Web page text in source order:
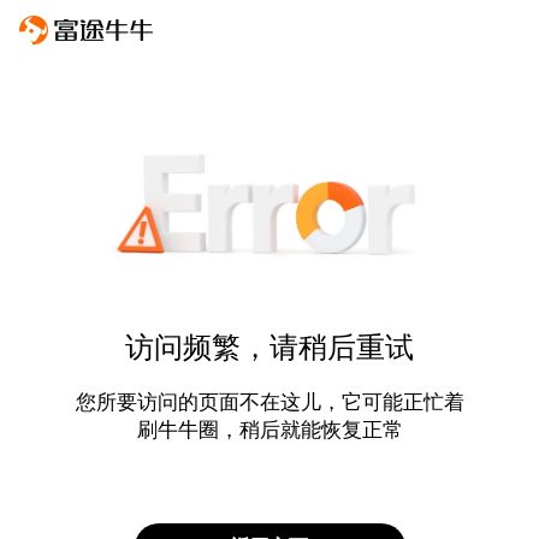
访问频繁，请稍后重试
您所要访问的页面不在这儿，它可能正忙着
刷牛牛圈，稍后就能恢复正常